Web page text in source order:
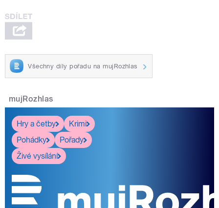
Všechny díly pořadu na mujRozhlas
mujRozhlas
Hry a četby
Krimi
Pohádky
Pořady
Živé vysílání